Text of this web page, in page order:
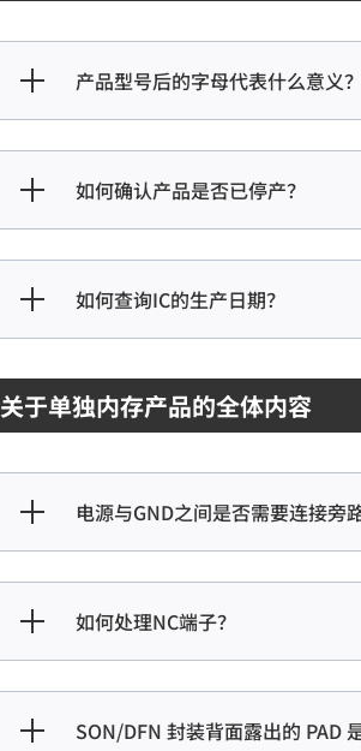
产品型号后的字母代表什么意义
如何确认产品是否已停产？
如何查询IC的生产日期？
关于单独内存产品的全体‌内容
电源与GND之间是否需要连接旁
如何处理NC端子？
SON/DFN 封装背面露出的 PAD